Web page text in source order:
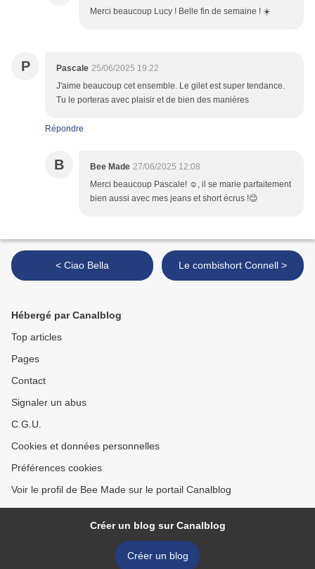
Merci beaucoup Lucy ! Belle fin de semaine ! ☀️
P Pascale 25/06/2025 19:22
J'aime beaucoup cet ensemble. Le gilet est super tendance.
Tu le porteras avec plaisir et de bien des manières
Répondre
B Bee Made 27/06/2025 12:08
Merci beaucoup Pascale! ☺️, il se marie parfaitement
bien aussi avec mes jeans et short écrus !😊
< Ciao Bella Le combishort Connell >
Hébergé par Canalblog
Top articles
Pages
Contact
Signaler un abus
C.G.U.
Cookies et données personnelles
Préférences cookies
Voir le profil de Bee Made sur le portail Canalblog
Créer un blog sur Canalblog
Créer un blog